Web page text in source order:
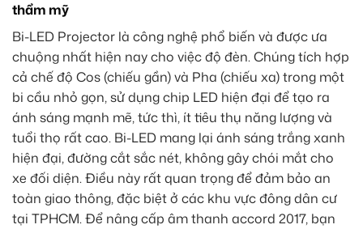
thẩm mỹ
Bi-LED Projector là công nghệ phổ biến và được ưa
chuộng nhất hiện nay cho việc độ đèn. Chúng tích hợp
cả chế độ Cos (chiếu gần) và Pha (chiếu xa) trong một
bi cầu nhỏ gọn, sử dụng chip LED hiện đại để tạo ra
ánh sáng mạnh mẽ, tức thì, ít tiêu thụ năng lượng và
tuổi thọ rất cao. Bi-LED mang lại ánh sáng trắng xanh
hiện đại, đường cắt sắc nét, không gây chói mắt cho
xe đối diện. Điều này rất quan trọng để đảm bảo an
toàn giao thông, đặc biệt ở các khu vực đông dân cư
tại TPHCM. Để nâng cấp âm thanh accord 2017, bạn